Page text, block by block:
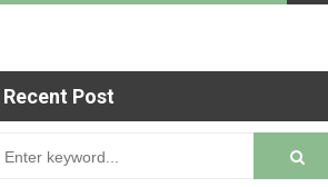
மின்னல் கல்விச் செய்தி
Recent Post